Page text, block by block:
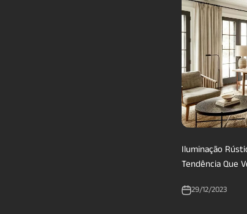
Iluminação
Tendência Que
29/12/2023